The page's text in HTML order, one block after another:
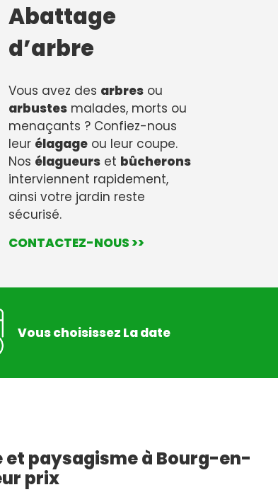
Abattage
d’arbre
Vous avez des arbres ou
arbustes malades, morts ou
menaçants ? Confiez-nous
leur élagage ou leur coupe.
Nos élagueurs et bûcherons
interviennent rapidement,
ainsi votre jardin reste
sécurisé.
CONTACTEZ-NOUS >>
Vous choisissez La date
et paysagisme à Bourg-en-
prix